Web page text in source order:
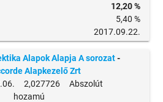
12,20 %
5,40 %
2017.09.22.
Alapok Alapja A sorozat-
Alapkezelő Zrt
2,027726 Abszolút
hozamú